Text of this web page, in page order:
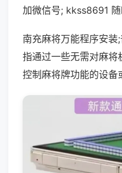
加微信号; kkss8691 随
南充麻将万能程序安装
指通过一些无需对麻将
控制麻将牌功能的设备